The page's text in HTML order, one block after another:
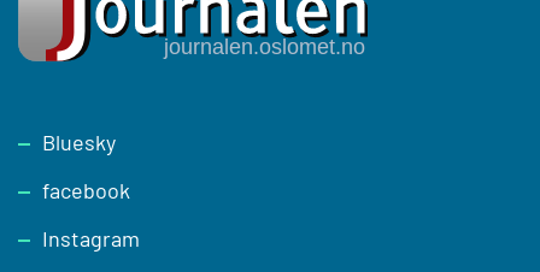
Footer
Bluesky
facebook
Instagram